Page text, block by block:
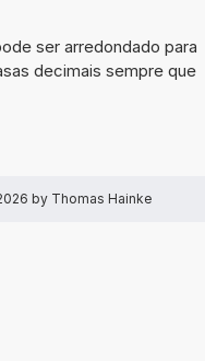
ser arredondado para
decimais sempre que
by Thomas Hainke